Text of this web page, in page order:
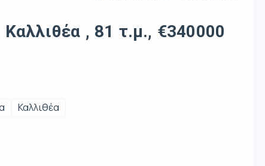
, 81 τ.μ., €340000
Καλλιθέα